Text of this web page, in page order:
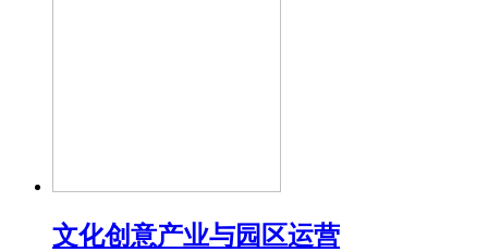
文化创意产业与园区运营